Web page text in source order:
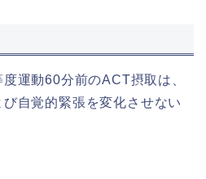
運動60分前のACT摂取は、
自覚的緊張を変化させない